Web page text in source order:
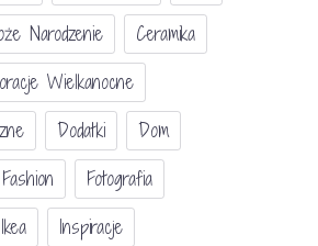
Narodzenie
Ceramika
Wielkanocne
Dodatki
Dom
Fashion
Fotografia
Ikea
Inspiracje